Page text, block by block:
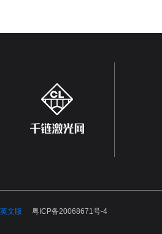
英文版 粤ICP备20068671号-4